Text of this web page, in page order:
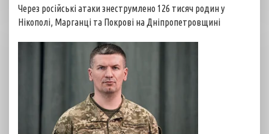
Через російські атаки знеструмлено 126 тисяч родин у
Нікополі, Марганці та Покрові на Дніпропетровщині